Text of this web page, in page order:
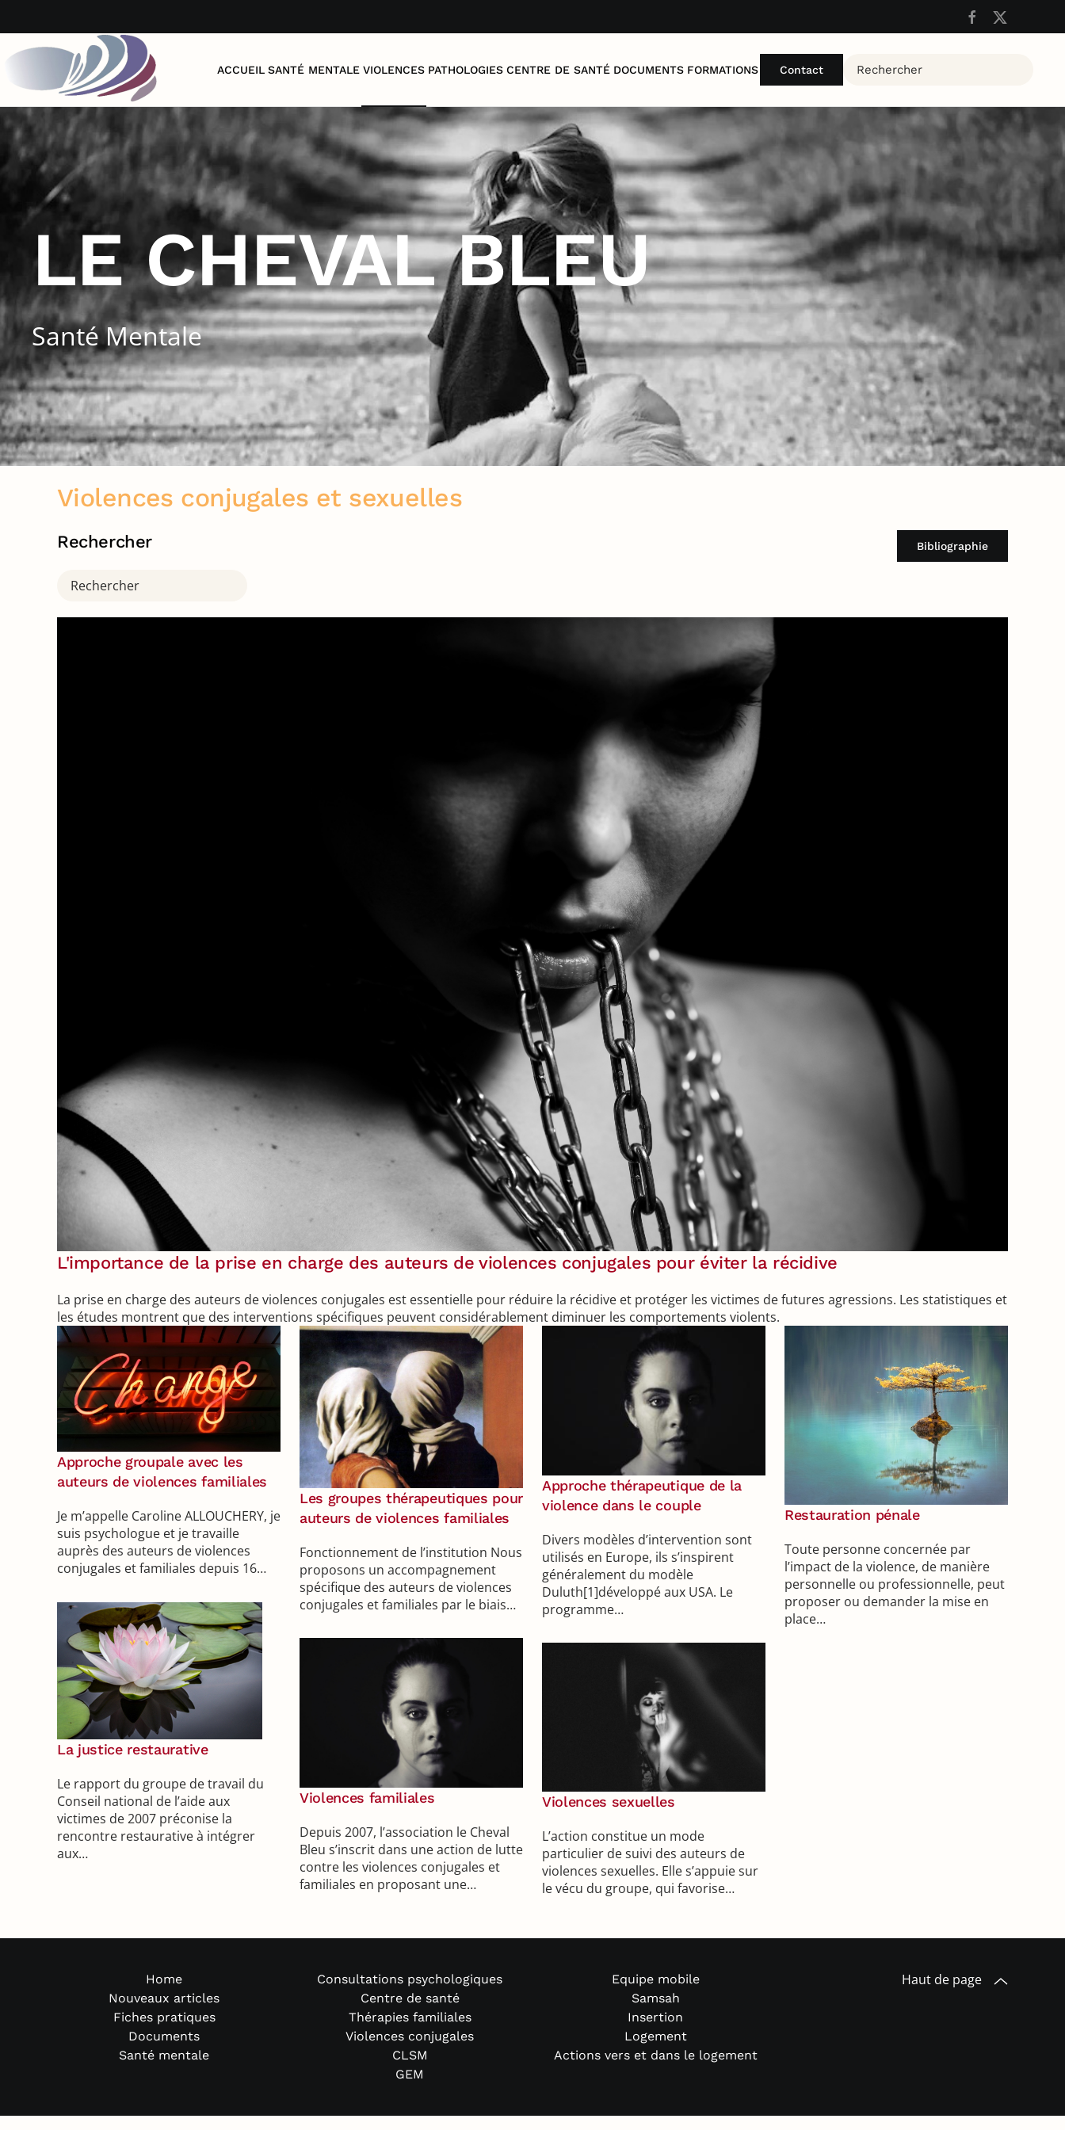
Accéder au contenu principal
ACCUEIL SANTÉ MENTALE VIOLENCES PATHOLOGIES CENTRE DE SANTÉ DOCUMENTS FORMATIONS Contact
LE CHEVAL BLEU
Santé Mentale
Violences conjugales et sexuelles
Rechercher Bibliographie
L'importance de la prise en charge des auteurs de violences conjugales pour éviter la récidive
La prise en charge des auteurs de violences conjugales est essentielle pour réduire la récidive et protéger les victimes de futures agressions. Les statistiques et
les études montrent que des interventions spécifiques peuvent considérablement diminuer les comportements violents.
Approche groupale avec les
auteurs de violences familiales
Je m’appelle Caroline ALLOUCHERY, je
suis psychologue et je travaille
auprès des auteurs de violences
conjugales et familiales depuis 16…
Les groupes thérapeutiques pour
auteurs de violences familiales
Fonctionnement de l’institution Nous
proposons un accompagnement
spécifique des auteurs de violences
conjugales et familiales par le biais…
Approche thérapeutique de la
violence dans le couple
Divers modèles d’intervention sont
utilisés en Europe, ils s’inspirent
généralement du modèle
Duluth[1]développé aux USA. Le
programme…
Restauration pénale
Toute personne concernée par
l’impact de la violence, de manière
personnelle ou professionnelle, peut
proposer ou demander la mise en
place…
La justice restaurative
Le rapport du groupe de travail du
Conseil national de l’aide aux
victimes de 2007 préconise la
rencontre restaurative à intégrer
aux…
Violences familiales
Depuis 2007, l’association le Cheval
Bleu s’inscrit dans une action de lutte
contre les violences conjugales et
familiales en proposant une…
Violences sexuelles
L’action constitue un mode
particulier de suivi des auteurs de
violences sexuelles. Elle s’appuie sur
le vécu du groupe, qui favorise…
Home
Nouveaux articles
Fiches pratiques
Documents
Santé mentale
Consultations psychologiques
Centre de santé
Thérapies familiales
Violences conjugales
CLSM
GEM
Equipe mobile
Samsah
Insertion
Logement
Actions vers et dans le logement
Haut de page